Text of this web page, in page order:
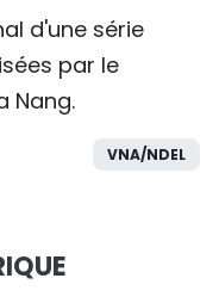
d'une série
par le
Nang.
VNA/NDEL